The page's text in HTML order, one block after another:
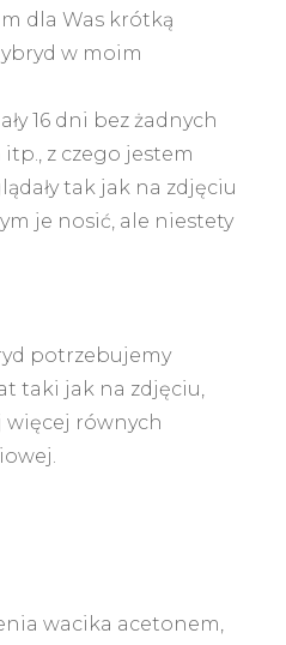
dla Was krótką
w moim
16 dni bez żadnych
z czego jestem
tak jak na zdjęciu
je nosić, ale niestety
potrzebujemy
taki jak na zdjęciu,
więcej równych
wacika acetonem,